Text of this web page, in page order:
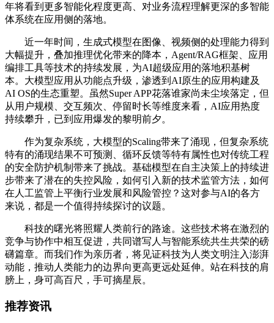
年将看到更多智能化程度更高、对业务流程理解更深的多智能
体系统在应用侧的落地。
近一年时间，生成式模型在图像、视频侧的处理能力得到
大幅提升，叠加推理优化带来的降本，Agent/RAG框架、应用
编排工具等技术的持续发展，为AI超级应用的落地积基树
本。大模型应用从功能点升级，渗透到AI原生的应用构建及
AI OS的生态重塑。虽然Super APP花落谁家尚未尘埃落定，但
从用户规模、交互频次、停留时长等维度来看，AI应用热度
持续攀升，已到应用爆发的黎明前夕。
作为复杂系统，大模型的Scaling带来了涌现，但复杂系统
特有的涌现结果不可预测、循环反馈等特有属性也对传统工程
的安全防护机制带来了挑战。基础模型在自主决策上的持续进
步带来了潜在的失控风险，如何引入新的技术监管方法，如何
在人工监管上平衡行业发展和风险管控？这对参与AI的各方
来说，都是一个值得持续探讨的议题。
科技的曙光将照耀人类前行的路途。这些技术将在激烈的
竞争与协作中相互促进，共同谱写人与智能系统共生共荣的磅
礴篇章。而我们作为亲历者，将见证科技为人类文明注入澎湃
动能，推动人类能力的边界向更高更远处延伸。站在科技的肩
膀上，身可高百尺，手可摘星辰。
推荐资讯